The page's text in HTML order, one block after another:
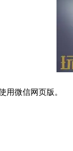
用微信网页版。